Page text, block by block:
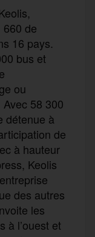
de
16 pays.
bus et
ou
58 300
détenue à
de
à hauteur
Keolis
des autres
les
à l’ouest et